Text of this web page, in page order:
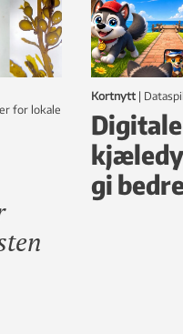
Kortnytt |
Digitale
gi